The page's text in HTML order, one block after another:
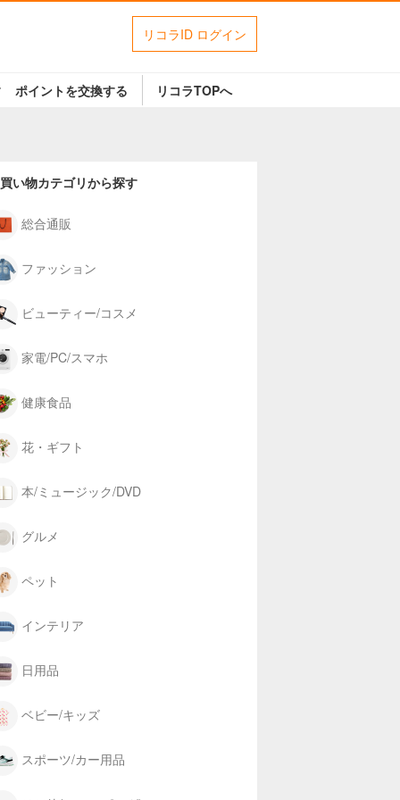
リコラID ログイン
ポイントを交換する リコラTOPへ
い物カテゴリから探す
総合通販
ファッション
ビューティー/コスメ
家電/PC/スマホ
健康食品
花・ギフト
本/ミュージック/DVD
グルメ
ペット
インテリア
日用品
ベビー/キッズ
スポーツ/カー用品